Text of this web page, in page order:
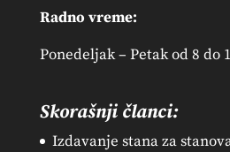
Radno vreme:
Ponedeljak – Petak od 8 do
Skorašnji članci:
Izdavanje stana za